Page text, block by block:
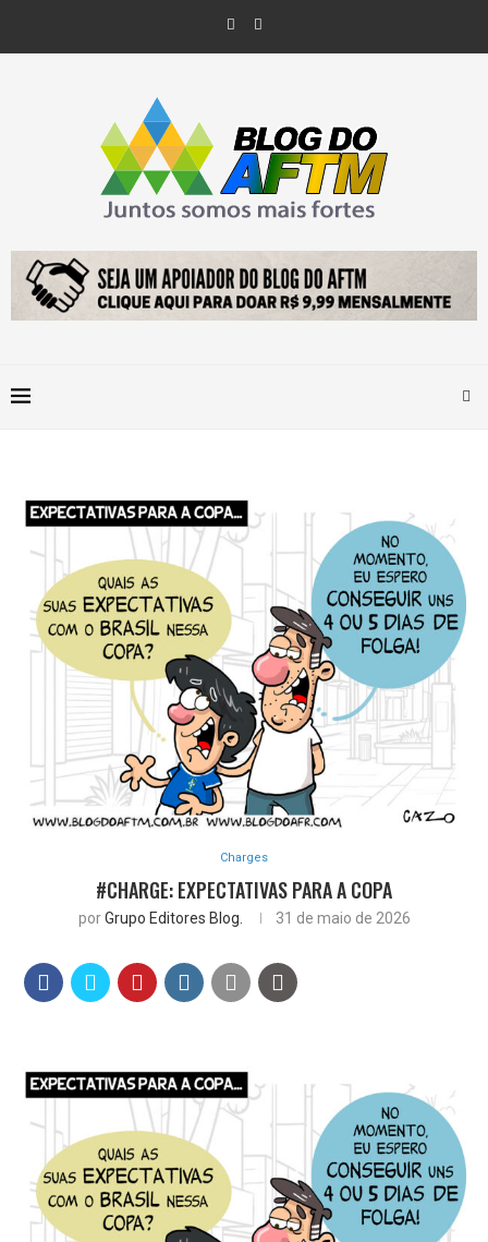
Charges
#CHARGE: EXPECTATIVAS PARA A COPA
porGrupo Editores Blog. 31 de maio de 2026